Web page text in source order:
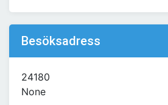
Besöksadress
24180
None